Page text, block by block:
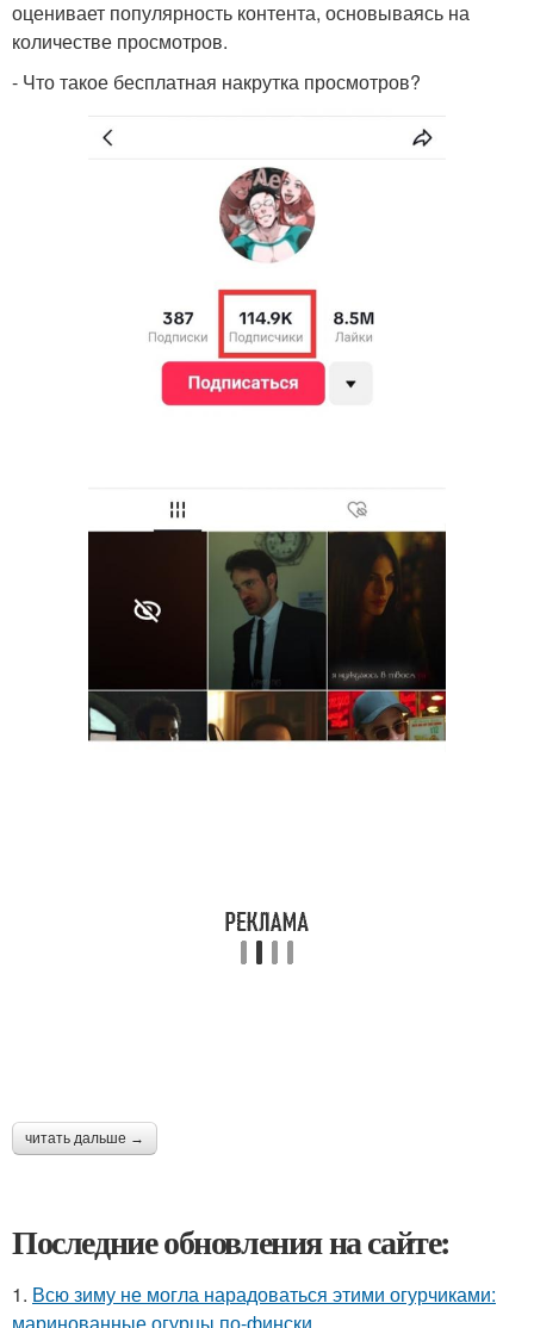
оценивает популярность контента, основываясь на
количестве просмотров.
- Что такое бесплатная накрутка просмотров?
читать дальше →
Последние обновления на сайте:
1. Всю зиму не могла нарадоваться этими огурчиками: